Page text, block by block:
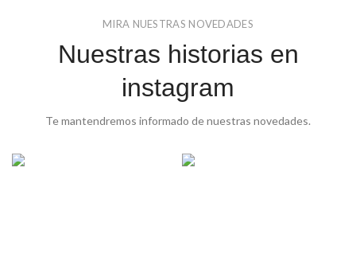
MIRA NUESTRAS NOVEDADES
Nuestras historias en
instagram
Te mantendremos informado de nuestras novedades.